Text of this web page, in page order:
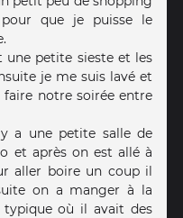
que je puisse le
petite sieste et les
je me suis lavé et
notre soirée entre
a une petite salle de
et après on est allé à
aller boire un coup il
on a manger à la
où il avait des